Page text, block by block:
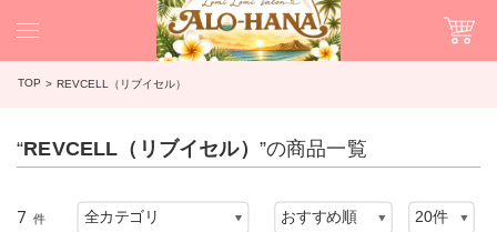
TOP REVCELL（リブイセル）
“REVCELL（リブイセル） ”の商品一覧
7 件